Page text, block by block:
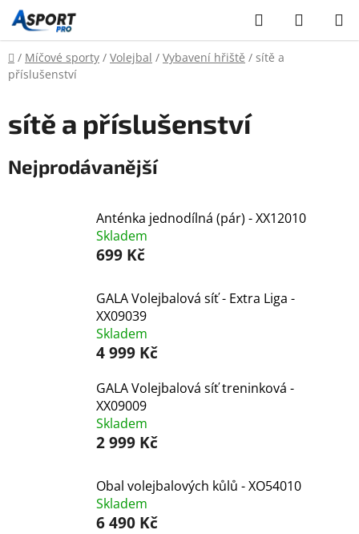
Přejít
na
obsah
Hledat
KOŠÍK
Domů
/ Míčové sporty / Volejbal / Vybavení hřiště / sítě a
příslušenství
sítě a příslušenství
Nejprodávanější
Anténka jednodílná (pár) - XX12010
Skladem
699 Kč
GALA Volejbalová síť - Extra Liga -
XX09039
Skladem
4 999 Kč
GALA Volejbalová síť treninková -
XX09009
Skladem
2 999 Kč
Obal volejbalových kůlů - XO54010
Skladem
6 490 Kč